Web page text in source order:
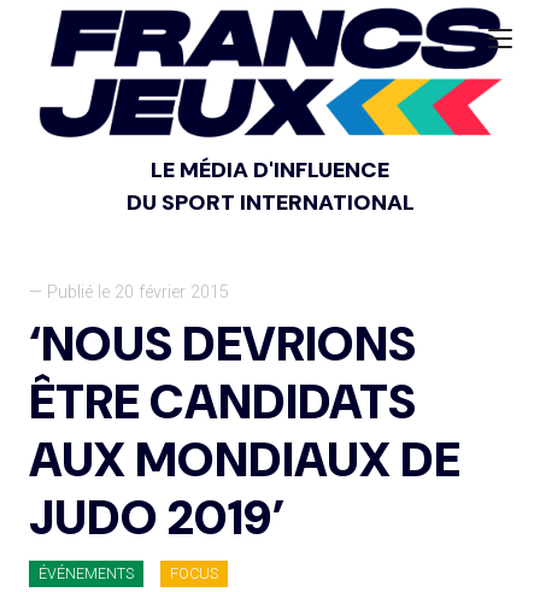
LE MÉDIA D'INFLUENCE
DU SPORT INTERNATIONAL
— Publié le 20 février 2015
‘NOUS DEVRIONS
ÊTRE CANDIDATS
AUX MONDIAUX DE
JUDO 2019’
ÉVÉNEMENTS FOCUS